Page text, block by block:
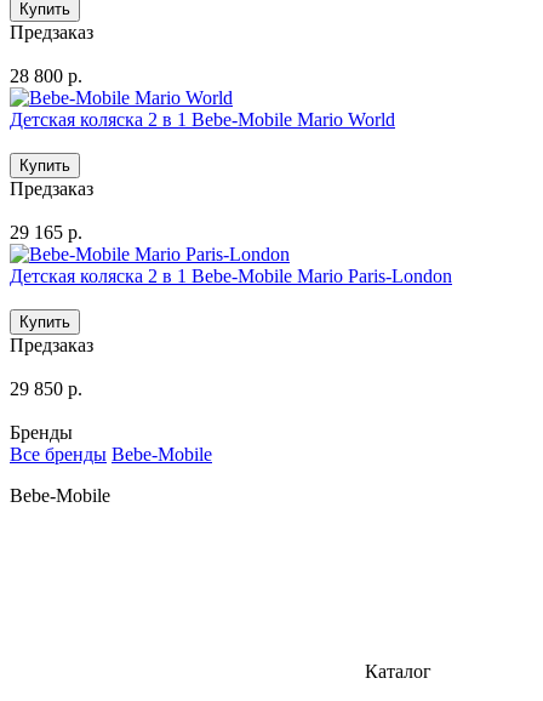
Предзаказ
28 800 р.
Детская коляска 2 в 1 Bebe-Mobile Mario World
Предзаказ
29 165 р.
Детская коляска 2 в 1 Bebe-Mobile Mario Paris-London
Предзаказ
29 850 р.
Бренды
Все бренды Bebe-Mobile
Bebe-Mobile
Каталог